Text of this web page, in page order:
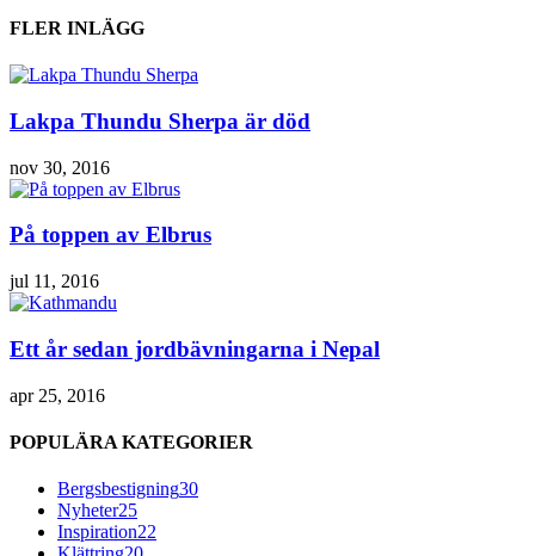
FLER INLÄGG
Lakpa Thundu Sherpa är död
nov 30, 2016
På toppen av Elbrus
jul 11, 2016
Ett år sedan jordbävningarna i Nepal
apr 25, 2016
POPULÄRA KATEGORIER
Bergsbestigning30
Nyheter25
Inspiration22